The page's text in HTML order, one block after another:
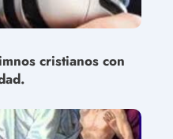
cristianos con